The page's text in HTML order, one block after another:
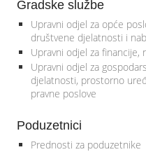
Gradske službe
Upravni odjel za opće
društvene djelatnosti i
Upravni odjel za financije,
Upravni odjel za
djelatnosti, prostorno
pravne poslove
Poduzetnici
Prednosti za poduzetnike